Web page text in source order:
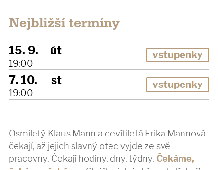
Nejbližší termíny
15. 9.
19:00
út vstupenky
7. 10.
19:00
st vstupenky
Osmiletý Klaus Mann a devítiletá Erika Mannová
čekají, až jejich slavný otec vyjde ze své
pracovny. Čekají hodiny, dny, týdny. Čekáme,